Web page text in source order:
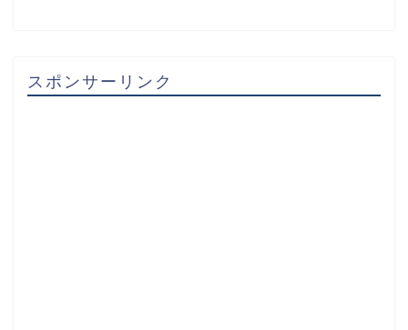
スポンサーリンク